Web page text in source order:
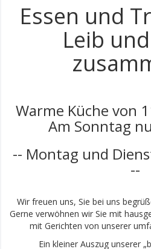
Essen und
Leib
Warme Küche von
Am Sonntag
-- Montag und
--
Wir freuen uns, Sie bei uns
Gerne verwöhnen wir Sie mit
mit Gerichten von unserer
Ein kleiner Auszug unserer